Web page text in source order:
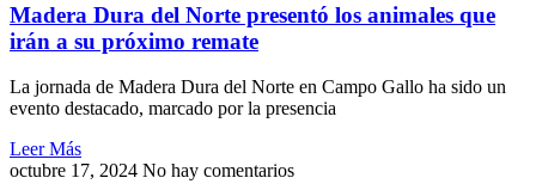
Madera Dura del Norte presentó los animales que
irán a su próximo remate
La jornada de Madera Dura del Norte en Campo Gallo ha sido un
evento destacado, marcado por la presencia
Leer Más
octubre 17, 2024 No hay comentarios